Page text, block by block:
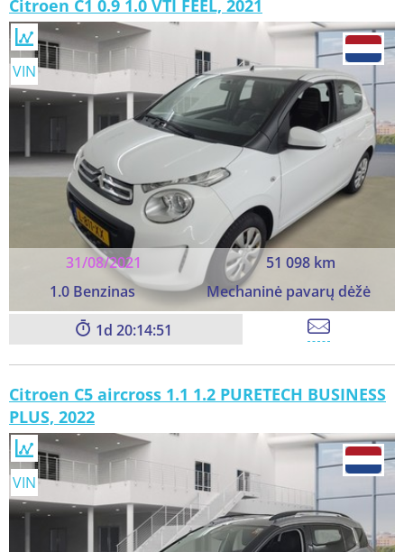
Citroen C1 0.9 1.0 VTI FEEL, 2021
31/08/2021
51 098 km
1.0 Benzinas
Mechaninė pavarų dėžė
VIN
1 20:14:49
Citroen C5 aircross 1.1 1.2 PURETECH BUSINESS
PLUS, 2022
VIN